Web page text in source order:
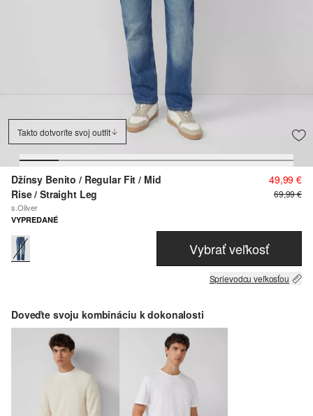
Takto dotvoríte svoj outfit
Džínsy Benito / Regular Fit / Mid
Rise / Straight Leg
s.Oliver
49,99 €
69,99 €
VYPREDANÉ
Vybrať veľkosť
Sprievodcu veľkosťou
Doveďte svoju kombináciu k dokonalosti